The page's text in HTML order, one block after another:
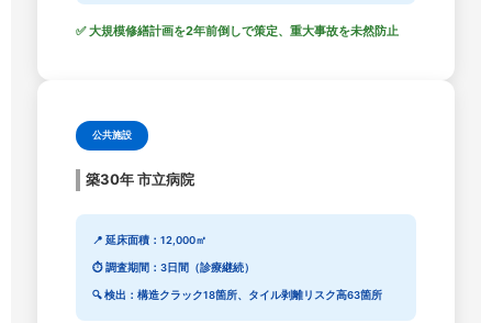
✅ 大規模修繕計画を2年前倒しで策定、重大事故を未然防止
公共施設
築30年 市立病院
📍 延床面積：12,000㎡
⏱️ 調査期間：3日間（診療継続）
🔍 検出：構造クラック18箇所、タイル剥離リスク高63箇所